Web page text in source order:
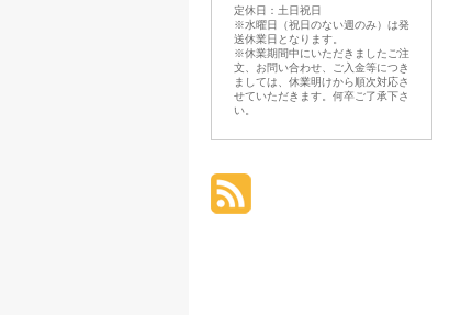
定休日：土日祝日
※水曜日（祝日のない週のみ）は発
送休業日となります。
※休業期間中にいただきましたご注
文、お問い合わせ、ご入金等につき
ましては、休業明けから順次対応さ
せていただきます。何卒ご了承下さ
い。